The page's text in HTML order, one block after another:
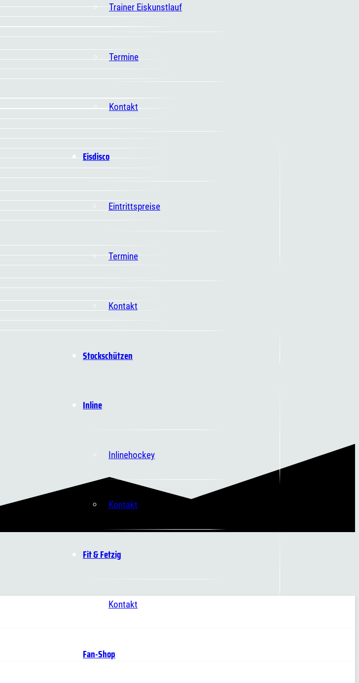
Trainer Eiskunstlauf
Termine
Kontakt
Eisdisco
Eintrittspreise
Termine
Kontakt
Stockschützen
Inline
Inlinehockey
Kontakt
Fit & Fetzig
Kontakt
Fan-Shop